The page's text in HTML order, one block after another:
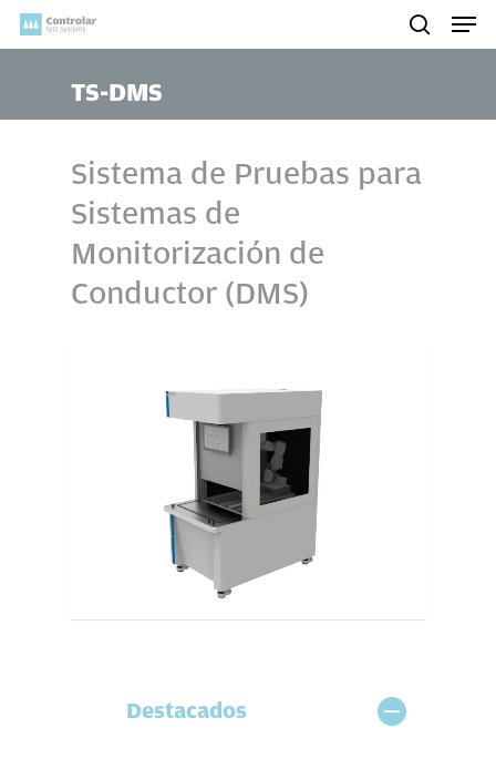
Skip
search
TS-DMS
Sistema de Pruebas para
Sistemas de
Monitorización de
Conductor (DMS)
Destacados